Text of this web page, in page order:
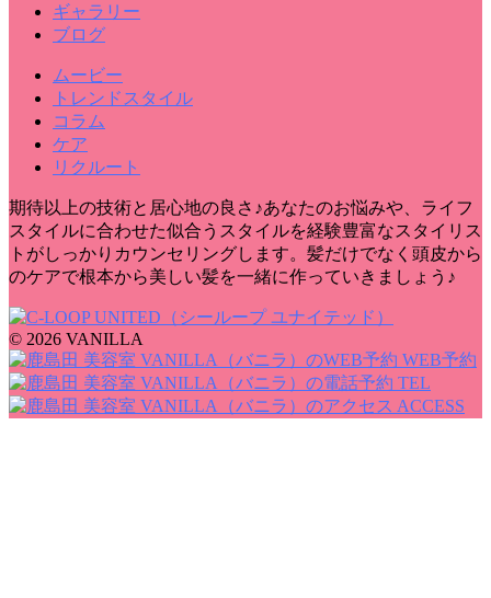
ギャラリー
ブログ
ムービー
トレンドスタイル
コラム
ケア
リクルート
期待以上の技術と居心地の良さ♪あなたのお悩みや、ライフ
スタイルに合わせた似合うスタイルを経験豊富なスタイリス
トがしっかりカウンセリングします。髪だけでなく頭皮から
のケアで根本から美しい髪を一緒に作っていきましょう♪
© 2026 VANILLA
WEB予約
TEL
ACCESS